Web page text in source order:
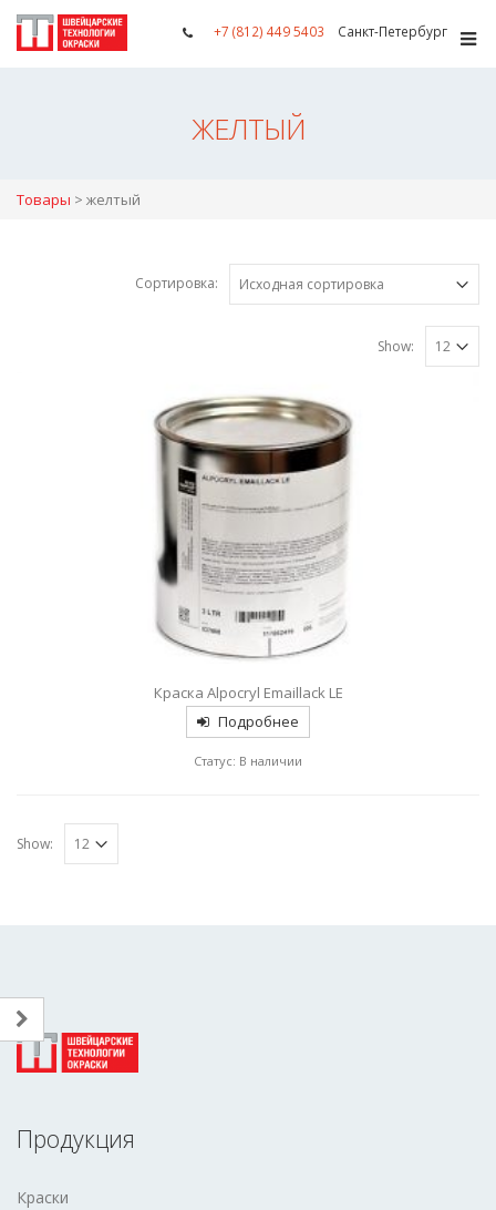
+7 (812) 449 5403 Санкт-Петербург
ЖЕЛТЫЙ
Товары > желтый
Сортировка:
Show:
Краска Alpocryl Emaillack LE
Подробнее
Статус: В наличии
Show:
Продукция
Краски